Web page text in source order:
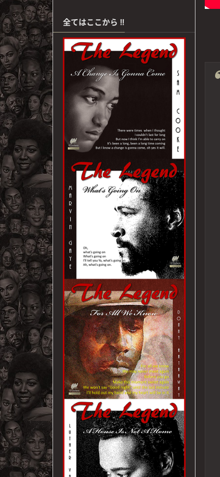
全てはここから ‼